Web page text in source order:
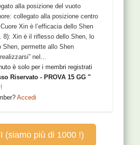
alla posizione del vuoto
collegato alla posizione centro
Xin è l’efficacia dello Shen
8): Xin è il riflesso dello Shen, lo
Shen, permette allo Shen
nel...
è solo per i membri registrati
Riservato - PROVA 15 GG "
Accedi
(siamo più di 1000 !)